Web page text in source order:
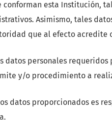
esta Institución,
Asimismo, tales
que al efecto acredite
datos personales
y/o procedimiento a
datos proporcionados es